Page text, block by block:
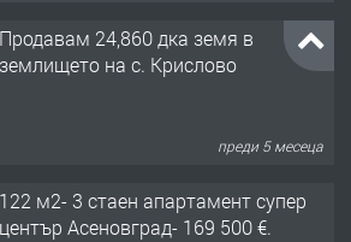
Продавам 24,860 дка земя в
землището на с. Крислово
преди 5 месеца
122 м2- 3 стаен апартамент супер
център Асеновград- 169 500 €.